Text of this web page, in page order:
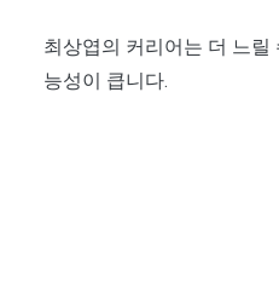
최상엽의 커리어는 더 느릴
능성이 큽니다.